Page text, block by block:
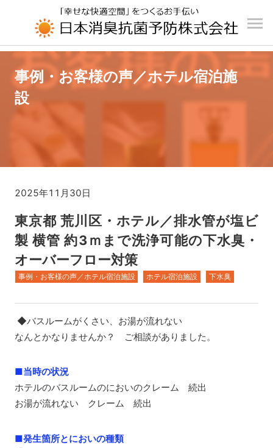
UA-196110426-1
事例・お客様の声／ホテル宿泊施
設
2025年11月30日
東京都 荒川区・ホテル／排水管が塩ビ
製 横管 約3ｍまで洗浄可能の下水臭・
オーバーフロー対策
事例・お客様の声／ホテル宿泊施設 ホテル宿泊施設 下水臭
◆バスルームがくさい、お湯が流れない
なんとかなりませんか？ ご相談がありました。
■当時の状況
ホテルのバスルームのにおいのクレーム 続出
お湯が流れない クレーム 続出
■発生箇所とにおいの種類